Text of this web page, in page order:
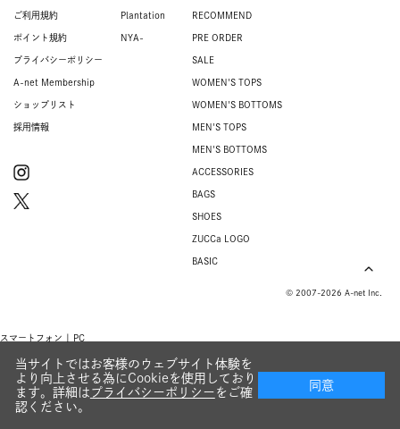
ご利用規約
ポイント規約
プライバシーポリシー
A-net Membership
ショップリスト
採用情報
Plantation
NYA-
RECOMMEND
PRE ORDER
SALE
WOMEN'S TOPS
WOMEN'S BOTTOMS
MEN'S TOPS
MEN'S BOTTOMS
ACCESSORIES
BAGS
SHOES
ZUCCa LOGO
BASIC
© 2007-2026 A-net Inc.
スマートフォン | PC
当サイトではお客様のウェブサイト体験を
より向上させる為にCookieを使用しており
ます。詳細は プライバシーポリシー をご確
認ください。
同意